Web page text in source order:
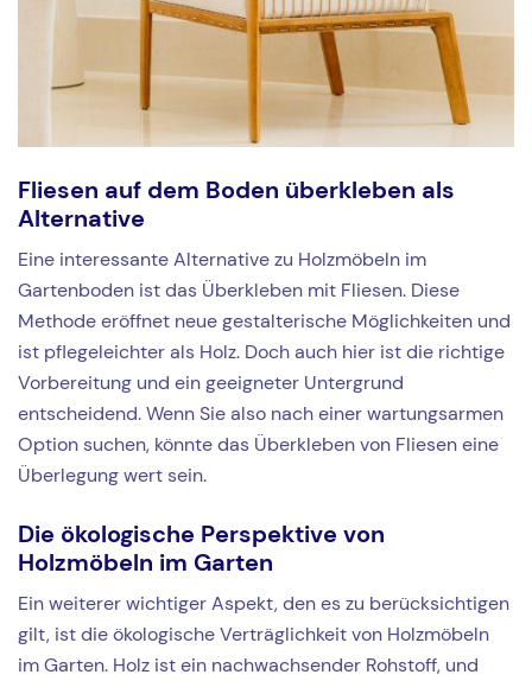
Fliesen auf dem Boden überkleben als
Alternative
Eine interessante Alternative zu Holzmöbeln im
Gartenboden ist das Überkleben mit Fliesen. Diese
Methode eröffnet neue gestalterische Möglichkeiten und
ist pflegeleichter als Holz. Doch auch hier ist die richtige
Vorbereitung und ein geeigneter Untergrund
entscheidend. Wenn Sie also nach einer wartungsarmen
Option suchen, könnte das Überkleben von Fliesen eine
Überlegung wert sein.
Die ökologische Perspektive von
Holzmöbeln im Garten
Ein weiterer wichtiger Aspekt, den es zu berücksichtigen
gilt, ist die ökologische Verträglichkeit von Holzmöbeln
im Garten. Holz ist ein nachwachsender Rohstoff, und